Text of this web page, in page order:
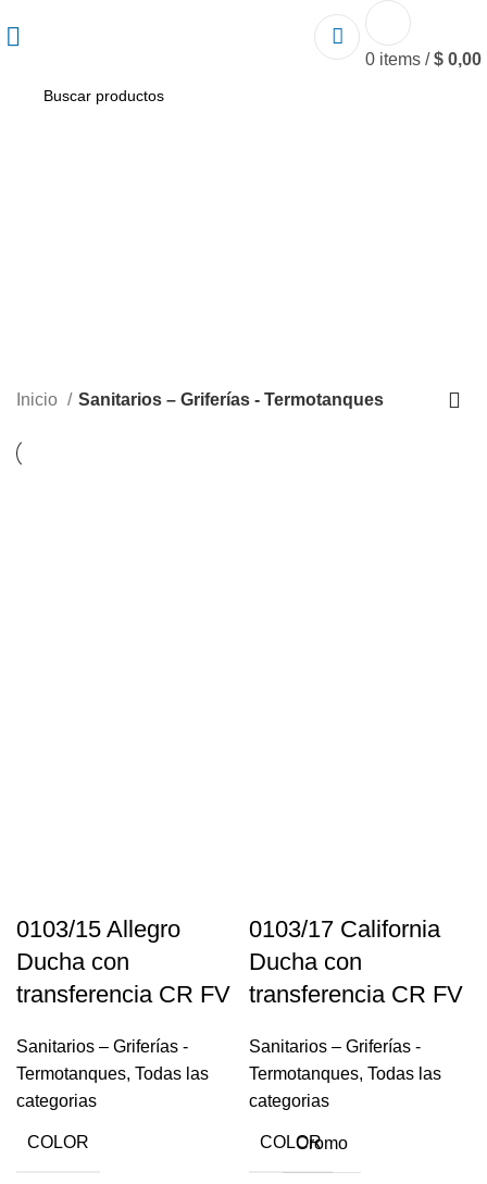
0 items / $ 0,00
Inicio Sanitarios – Griferías - Termotanques
0103/15 Allegro
Ducha con
transferencia CR FV
Sanitarios – Griferías -
Termotanques, Todas las
categorias
COLOR Cromo
0103/17 California
Ducha con
transferencia CR FV
Sanitarios – Griferías -
Termotanques, Todas las
categorias
COLOR